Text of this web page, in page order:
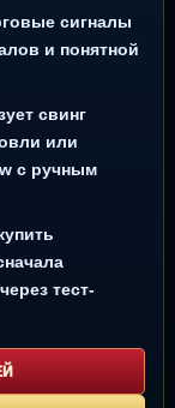
сигналы
и понятной
свинг
или
с ручным
тест-